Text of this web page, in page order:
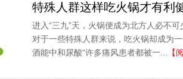
特殊人群这样吃火锅才有利
进入“三九”天，火锅便成为北方人必不
对于一些特殊人群来说，吃火锅却成为
酒能中和尿酸“许多痛风患者都被一...
【